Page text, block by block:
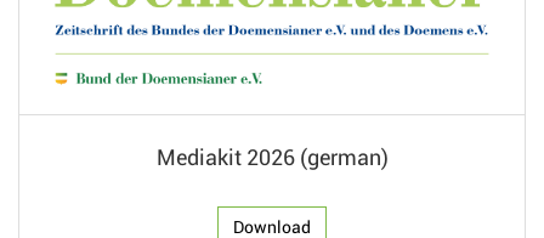
Mediakit 2026 (german)
Download